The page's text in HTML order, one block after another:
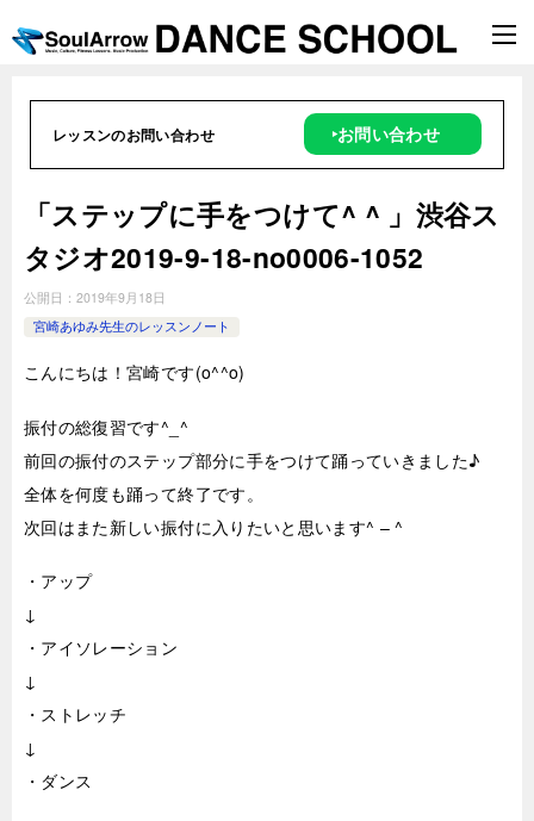
レッスンのお問い合わせ ‣お問い合わせ
「ステップに手をつけて^ ^ 」渋谷ス
タジオ2019-9-18-no0006-1052
公開日： 2019年9月18日
宮崎あゆみ先生のレッスンノート
こんにちは！宮崎です(o^^o)
振付の総復習です^_^
前回の振付のステップ部分に手をつけて踊っていきました♪
全体を何度も踊って終了です。
次回はまた新しい振付に入りたいと思います^ – ^
・アップ
↓
・アイソレーション
↓
・ストレッチ
↓
・ダンス